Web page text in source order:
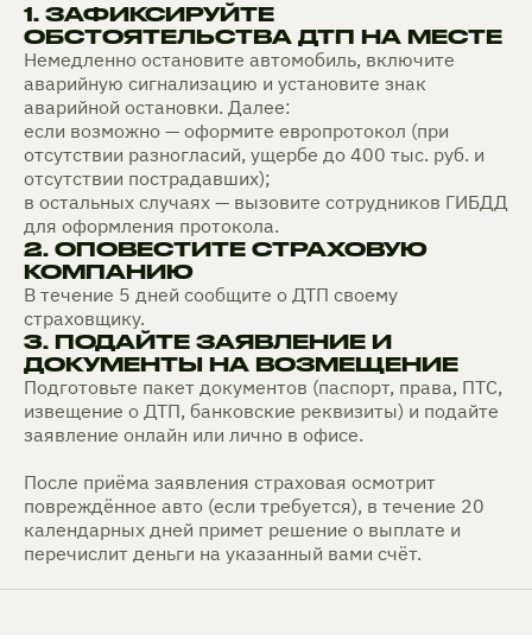
1. ЗАФИКСИРУЙТЕ
ОБСТОЯТЕЛЬСТВА ДТП НА МЕСТЕ
Немедленно остановите автомобиль, включите
аварийную сигнализацию и установите знак
аварийной остановки. Далее:
если возможно — оформите европротокол (при
отсутствии разногласий, ущербе до 400 тыс. руб. и
отсутствии пострадавших);
в остальных случаях — вызовите сотрудников ГИБДД
для оформления протокола.
2. ОПОВЕСТИТЕ СТРАХОВУЮ
КОМПАНИЮ
В течение 5 дней сообщите о ДТП своему
страховщику.
3. ПОДАЙТЕ ЗАЯВЛЕНИЕ И
ДОКУМЕНТЫ НА ВОЗМЕЩЕНИЕ
Подготовьте пакет документов (паспорт, права, ПТС,
извещение о ДТП, банковские реквизиты) и подайте
заявление онлайн или лично в офисе.
После приёма заявления страховая осмотрит
повреждённое авто (если требуется), в течение 20
календарных дней примет решение о выплате и
перечислит деньги на указанный вами счёт.